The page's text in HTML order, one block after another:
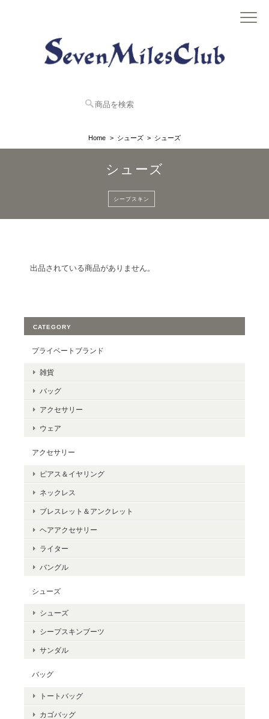
Home シューズ シューズ
シューズ
シープスキン
出品されている商品がありません。
CATEGORY
プライベートブランド
雑貨
バッグ
アクセサリー
ウェア
アクセサリー
ピアス＆イヤリング
ネックレス
ブレスレット＆アンクレット
ヘアアクセサリー
ライター
バングル
シューズ
シューズ
シープスキンブーツ
サンダル
バッグ
トートバッグ
カゴバッグ